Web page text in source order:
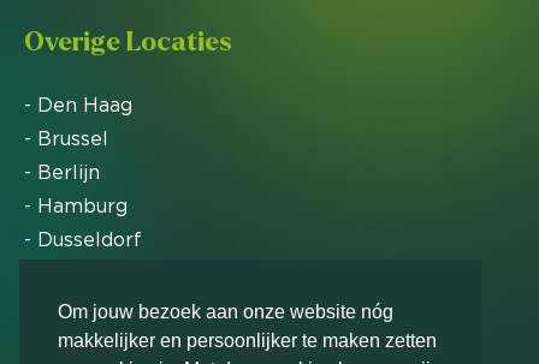
Om jouw bezoek aan onze website nóg
makkelijker en persoonlijker te maken zetten
Overige Locaties
- Den Haag
- Brussel
- Berlijn
- Hamburg
- Dusseldorf